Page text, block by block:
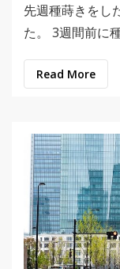
先週種蒔きをし
た。 3週間前に
Read More